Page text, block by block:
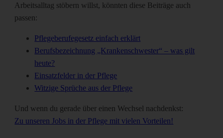
Arbeitsalltag stöbern willst, könnten diese Beiträge auch
passen:
Pflegeberufegesetz einfach erklärt
Berufsbezeichnung „Krankenschwester“ – was gilt
heute?
Einsatzfelder in der Pflege
Witzige Sprüche aus der Pflege
Und wenn du gerade über einen Wechsel nachdenkst:
Zu unseren Jobs in der Pflege mit vielen Vorteilen!